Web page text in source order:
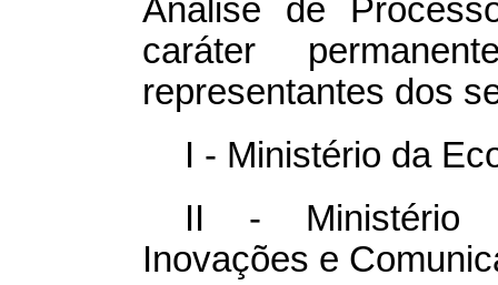
Análise de
caráter
representantes dos
I - Ministério da
II - Ministério
Inovações e